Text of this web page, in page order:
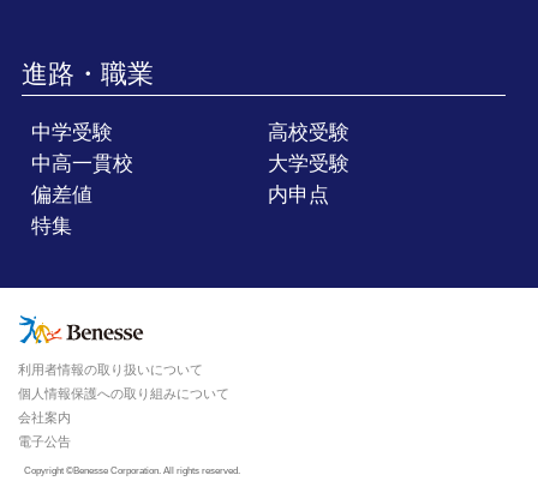
進路・職業
中学受験
高校受験
中高一貫校
大学受験
偏差値
内申点
特集
Copyright ©Benesse Corporation. All rights reserved.
利用者情報の取り扱いについて
個人情報保護への取り組みについて
会社案内
電子公告